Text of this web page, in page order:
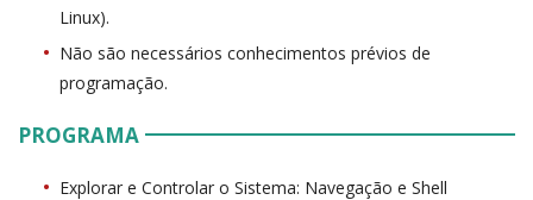
Linux).
Não são necessários conhecimentos prévios de
programação.
PROGRAMA
Explorar e Controlar o Sistema: Navegação e Shell